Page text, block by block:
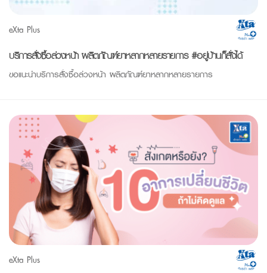
eXta Plus
บริการสั่งซื้อล่วงหน้า ผลิตภัณฑ์ยาหลากหลายรายการ #อยู่บ้านก็สั่งได้
ขอแนะนำบริการสั่งซื้อล่วงหน้า ผลิตภัณฑ์ยาหลากหลายรายการ
eXta Plus